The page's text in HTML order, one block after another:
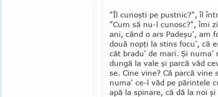
"Îl cunoşti pe pustnic?", îl
"Cum să nu-l cunosc?", îmi
ani, când o ars Padeşu', am
două nopţi la stins focu', că
cât bradu' de mari. Şi numa'
dungă la vale şi parcă văd
se. Cine vine? Că parcă vine
numa' ce-l văd pe pă­rintele
apă la spi­nare, că dă la noi